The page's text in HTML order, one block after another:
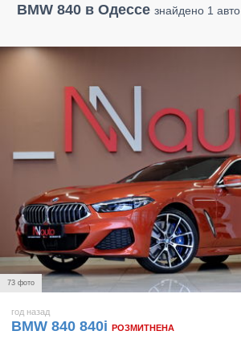
BMW 840 в Одессе знайдено 1 авто
73 фото
год назад
BMW 840 840i РОЗМИТНЕНА